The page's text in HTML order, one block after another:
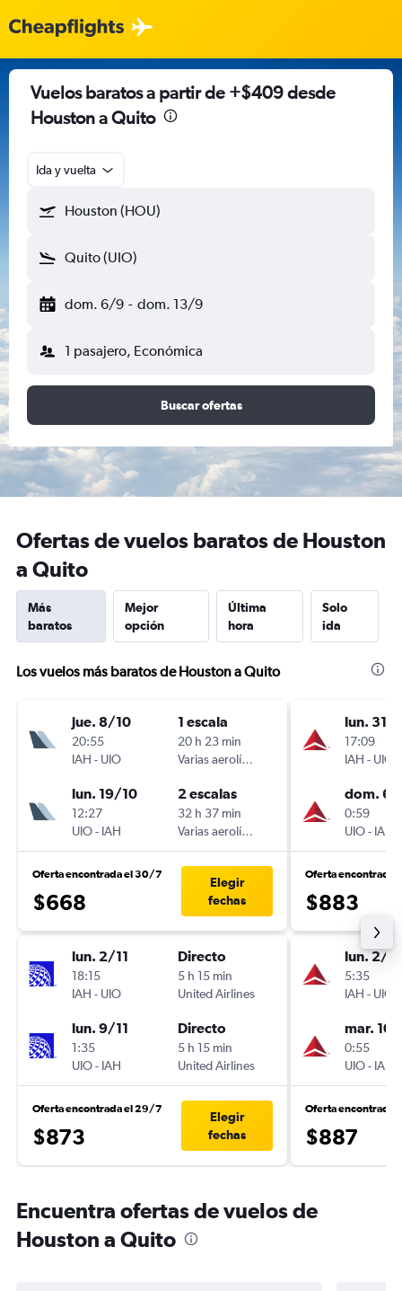
Vuelos baratos a partir de +$409 desde
Houston a Quito
Ida y vuelta
Houston (HOU)
Quito (UIO)
dom. 6/9 - dom. 13/9
1 pasajero, Económica
Buscar ofertas
Ofertas de vuelos baratos de Houston
a Quito
Más
baratos
Mejor
opción
Última
hora
Solo
ida
Los vuelos más baratos de Houston a Quito
jue. 8/10
20:55
IAH - UIO
1 escala
20 h 23 min
Varias aerolíneas
lun. 19/10
12:27
UIO- IAH
2 escalas
32 h 37 min
Varias aerolíneas
Oferta encontrada el 30/7
$668
Elegir
fechas
lun. 2/11
18:15
IAH - UIO
Directo
5 h 15 min
United Airlines
lun. 9/11
1:35
UIO- IAH
Directo
5 h 15 min
United Airlines
Oferta encontrada el 29/7
$873
Elegir
fechas
lun. 31/
17:09
IAH - UIO
dom. 6/
0:59
UIO- IAH
Oferta encontrada
$883
lun. 2/11
5:35
IAH - UIO
mar. 10/
0:55
UIO- IAH
Oferta encontrada
$887
Encuentra ofertas de vuelos de
Houston a Quito